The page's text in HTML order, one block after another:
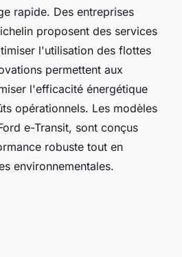
rapide. Des entreprises
proposent des services
l'utilisation des flottes
permettent aux
l'efficacité énergétique
opérationnels. Les modèles
e-Transit, sont conçus
robuste tout en
environnementales.